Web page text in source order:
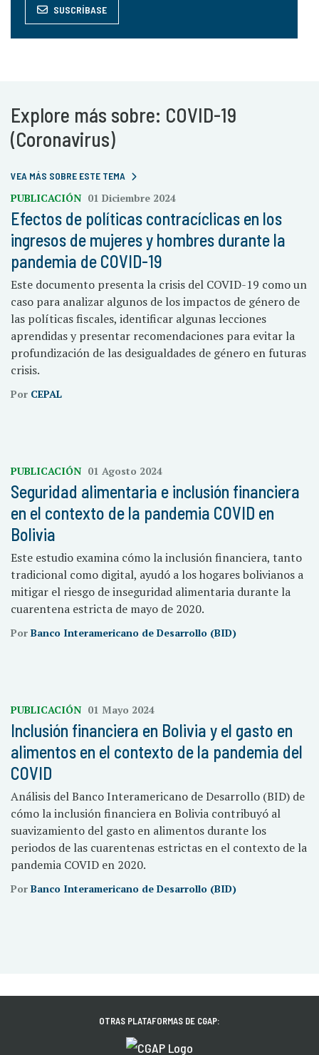
SUSCRÍBASE
Explore más sobre: COVID-19
(Coronavirus)
VEA MÁS SOBRE ESTE TEMA
PUBLICACIÓN 01 Diciembre 2024
Efectos de políticas contracíclicas en los
ingresos de mujeres y hombres durante la
pandemia de COVID-19
Este documento presenta la crisis del COVID-19 como un
caso para analizar algunos de los impactos de género de
las políticas fiscales, identificar algunas lecciones
aprendidas y presentar recomendaciones para evitar la
profundización de las desigualdades de género en futuras
crisis.
Por CEPAL
PUBLICACIÓN 01 Agosto 2024
Seguridad alimentaria e inclusión financiera
en el contexto de la pandemia COVID en
Bolivia
Este estudio examina cómo la inclusión financiera, tanto
tradicional como digital, ayudó a los hogares bolivianos a
mitigar el riesgo de inseguridad alimentaria durante la
cuarentena estricta de mayo de 2020.
Por Banco Interamericano de Desarrollo (BID)
PUBLICACIÓN 01 Mayo 2024
Inclusión financiera en Bolivia y el gasto en
alimentos en el contexto de la pandemia del
COVID
Análisis del Banco Interamericano de Desarrollo (BID) de
cómo la inclusión financiera en Bolivia contribuyó al
suavizamiento del gasto en alimentos durante los
periodos de las cuarentenas estrictas en el contexto de la
pandemia COVID en 2020.
Por Banco Interamericano de Desarrollo (BID)
OTRAS PLATAFORMAS DE CGAP: